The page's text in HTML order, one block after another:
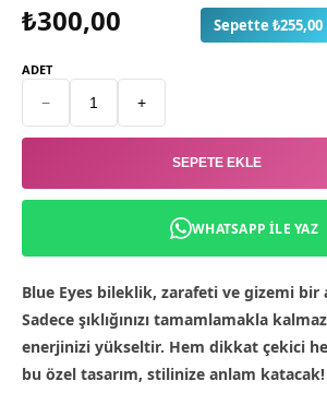
₺300,00 Sepette ₺255,00
ADET
− +
SEPETE EKLE
WHATSAPP ILE YAZ
Blue Eyes bileklik, zarafeti ve gizemi bir
Sadece şıklığınızı tamamlamakla
enerjinizi yükseltir. Hem dikkat çekici
bu özel tasarım, stilinize anlam katacak!